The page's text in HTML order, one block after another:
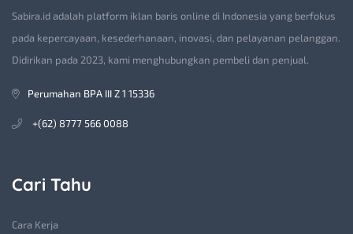
Sabira.id adalah platform iklan baris online di Indonesia yang berfokus
pada kepercayaan, kesederhanaan, inovasi, dan pelayanan pelanggan.
Didirikan pada 2023, kami menghubungkan pembeli dan penjual.
Perumahan BPA III Z 1 15336
+(62) 8777 566 0088
Cari Tahu
Cara Kerja